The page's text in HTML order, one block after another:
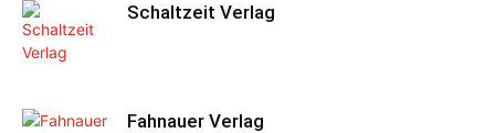
Schaltzeit Verlag
Fahnauer Verlag